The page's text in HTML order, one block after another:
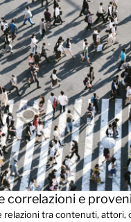
correlazioni e
relazioni tra contenuti, attori,